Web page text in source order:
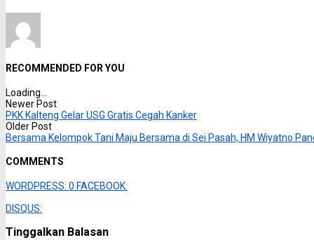
RECOMMENDED FOR YOU
Loading...
Newer Post
PKK Kalteng Gelar USG Gratis Cegah Kanker
Older Post
Bersama Kelompok Tani Maju Bersama di Sei Pasah, HM Wiyatno
COMMENTS
WORDPRESS: 0 FACEBOOK:
DISQUS:
Tinggalkan Balasan